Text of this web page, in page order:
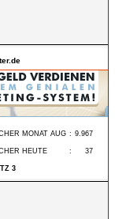
MONAT AUG : 9.967
HEUTE : 37
3